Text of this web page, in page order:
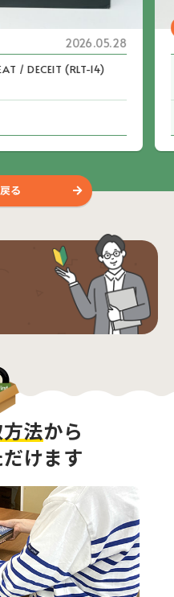
2026.05.28
/ DECEIT (RLT-14)
る
法から
けます